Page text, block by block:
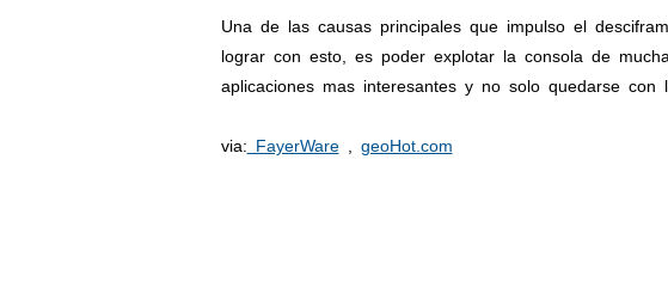
Una de las causas principales que impulso el
lograr con esto, es poder explotar la consola de
aplicaciones mas interesantes y no solo quedarse con
via: FayerWare, geoHot.com